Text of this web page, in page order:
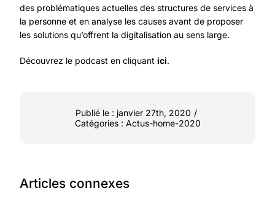
des problématiques actuelles des structures de services à
la personne et en analyse les causes avant de proposer
les solutions qu’offrent la digitalisation au sens large.
Découvrez le podcast en cliquant ici.
Publié le : janvier 27th, 2020 /
Catégories : Actus-home-2020
Articles connexes